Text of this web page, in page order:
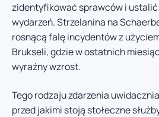
zidentyfikować sprawców i ustalić
wydarzeń. Strzelanina na
rosnącą falę incydentów z
Brukseli, gdzie w ostatnich
wyraźny wzrost.
Tego rodzaju zdarzenia
przed jakimi stoją stołeczne